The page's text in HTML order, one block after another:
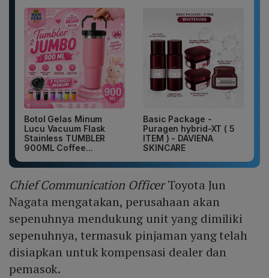
Botol Gelas Minum
Lucu Vacuum Flask
Stainless TUMBLER
900ML Coffee...
Basic Package -
Puragen hybrid-XT ( 5
ITEM ) - DAVIENA
SKINCARE
Chief Communication OfficerToyota Jun
Nagata mengatakan, perusahaan akan
sepenuhnya mendukung unit yang dimiliki
sepenuhnya, termasuk pinjaman yang telah
disiapkan untuk kompensasi dealer dan
pemasok.